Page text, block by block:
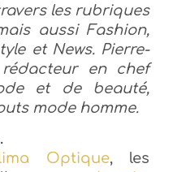
les rubriques
aussi Fashion,
et News. Pierre-
en chef
et de beauté,
mode homme.
Optique, les